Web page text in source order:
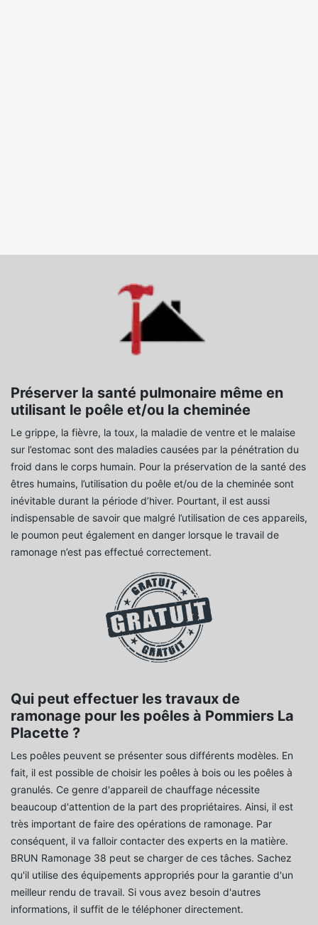
Préserver la santé pulmonaire même en
utilisant le poêle et/ou la cheminée
Le grippe, la fièvre, la toux, la maladie de ventre et le malaise
sur l’estomac sont des maladies causées par la pénétration du
froid dans le corps humain. Pour la préservation de la santé des
êtres humains, l’utilisation du poêle et/ou de la cheminée sont
inévitable durant la période d’hiver. Pourtant, il est aussi
indispensable de savoir que malgré l’utilisation de ces appareils,
le poumon peut également en danger lorsque le travail de
ramonage n’est pas effectué correctement.
Qui peut effectuer les travaux de
ramonage pour les poêles à Pommiers La
Placette ?
Les poêles peuvent se présenter sous différents modèles. En
fait, il est possible de choisir les poêles à bois ou les poêles à
granulés. Ce genre d'appareil de chauffage nécessite
beaucoup d'attention de la part des propriétaires. Ainsi, il est
très important de faire des opérations de ramonage. Par
conséquent, il va falloir contacter des experts en la matière.
BRUN Ramonage 38 peut se charger de ces tâches. Sachez
qu'il utilise des équipements appropriés pour la garantie d'un
meilleur rendu de travail. Si vous avez besoin d'autres
informations, il suffit de le téléphoner directement.